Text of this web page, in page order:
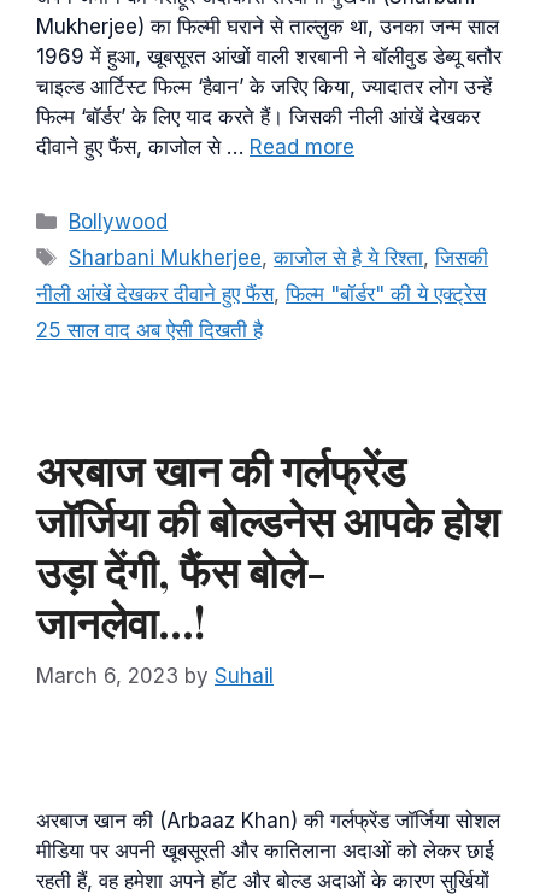
Mukherjee) का फिल्मी घराने से ताल्लुक था, उनका जन्म साल
1969 में हुआ, खूबसूरत आंखों वाली शरबानी ने बॉलीवुड डेब्यू बतौर
चाइल्ड आर्टिस्ट फिल्म ‘हैवान’ के जरिए किया, ज्यादातर लोग उन्हें
फिल्म ‘बॉर्डर’ के लिए याद करते हैं। जिसकी नीली आंखें देखकर
दीवाने हुए फैंस, काजोल से … Read more
Categories
Bollywood
Tags
Sharbani Mukherjee,काजोल से है ये रिश्ता,जिसकी
नीली आंखें देखकर दीवाने हुए फैंस,फिल्म "बॉर्डर" की ये एक्ट्रेस
25 साल वाद अब ऐसी दिखती है
अरबाज खान की गर्लफ्रेंड
जॉर्जिया की बोल्डनेस आपके होश
उड़ा देंगी, फैंस बोले-
जानलेवा…!
March 6, 2023 by Suhail
अरबाज खान की (Arbaaz Khan) की गर्लफ्रेंड जॉर्जिया सोशल
मीडिया पर अपनी खूबसूरती और कातिलाना अदाओं को लेकर छाई
रहती हैं, वह हमेशा अपने हॉट और बोल्ड अदाओं के कारण सुर्खियों